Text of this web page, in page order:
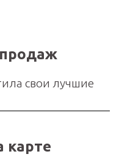
свои лучшие
карте